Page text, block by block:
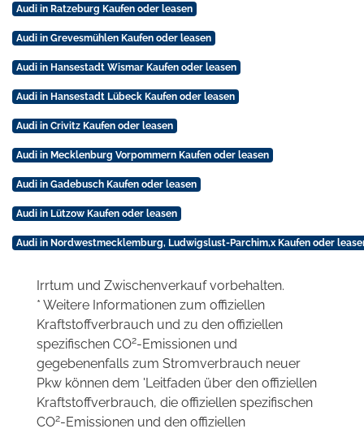
Audi in Ratzeburg Kaufen oder leasen
Audi in Grevesmühlen Kaufen oder leasen
Audi in Hansestadt Wismar Kaufen oder leasen
Audi in Hansestadt Lübeck Kaufen oder leasen
Audi in Crivitz Kaufen oder leasen
Audi in Mecklenburg Vorpommern Kaufen oder leasen
Audi in Gadebusch Kaufen oder leasen
Audi in Lützow Kaufen oder leasen
Audi in Nordwestmecklemburg, Ludwigslust-Parchim,x Kaufen oder
Irrtum und Zwischenverkauf vorbehalten.
* Weitere Informationen zum offiziellen
Kraftstoffverbrauch und zu den offiziellen
spezifischen CO2-Emissionen und
gegebenenfalls zum Stromverbrauch neuer
Pkw können dem 'Leitfaden über den offiziellen
Kraftstoffverbrauch, die offiziellen spezifischen
CO2-Emissionen und den offiziellen